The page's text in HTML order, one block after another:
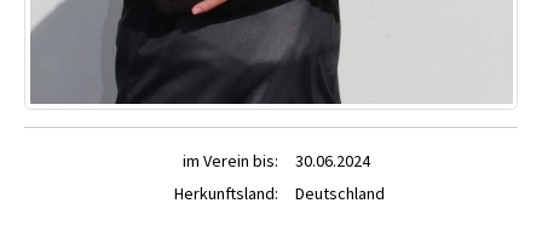
im Verein bis:
30.06.2024
Herkunftsland:
Deutschland